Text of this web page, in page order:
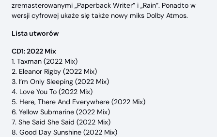
zremasterowanymi „Paperback Writer” i „Rain”. Ponadto w
wersji cyfrowej ukaże się także nowy miks Dolby Atmos.
Lista utworów
CD1: 2022 Mix
1. Taxman (2022 Mix)
2. Eleanor Rigby (2022 Mix)
3. I’m Only Sleeping (2022 Mix)
4. Love You To (2022 Mix)
5. Here, There And Everywhere (2022 Mix)
6. Yellow Submarine (2022 Mix)
7. She Said She Said (2022 Mix)
8. Good Day Sunshine (2022 Mix)